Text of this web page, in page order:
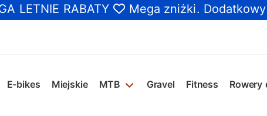
LETNIE RABATY Mega zniżki.
E-bikes Miejskie MTB Gravel Fitness Rowery